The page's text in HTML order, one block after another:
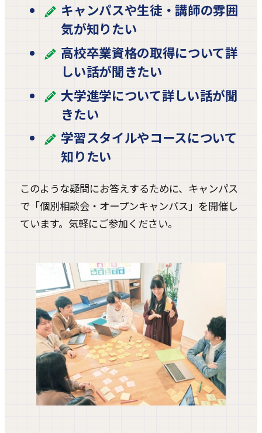
キャンパスや生徒・講師の雰囲
気が知りたい
高校卒業資格の取得について詳
しい話が聞きたい
大学進学について詳しい話が聞
きたい
学習スタイルやコースについて
知りたい
このような疑問にお答えするために、キャンパス
で「個別相談会・オープンキャンパス」を開催し
ています。気軽にご参加ください。